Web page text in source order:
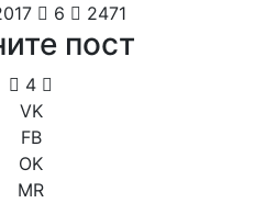
6 2471
пост
4
VK
FB
OK
MR